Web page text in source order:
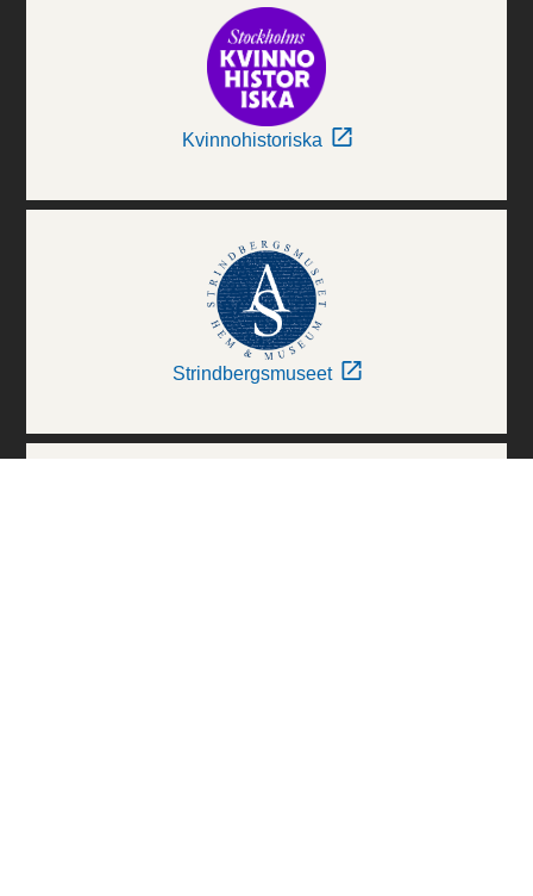
Kvinnohistoriska
Strindbergsmuseet